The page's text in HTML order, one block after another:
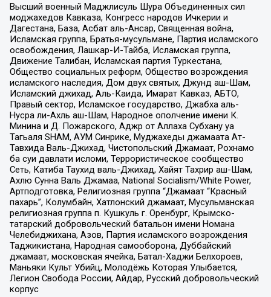
Высший военный Маджлисуль Шура Объединенных сил
моджахедов Кавказа, Конгресс народов Ичкерии и
Дагестана, База, Асбат аль-Ансар, Священная война,
Исламская группа, Братья-мусульмане, Партия исламского
освобождения, Лашкар-И-Тайба, Исламская группа,
Движение Талибан, Исламская партия Туркестана,
Общество социальных реформ, Общество возрождения
исламского наследия, Дом двух святых, Джунд аш-Шам,
Исламский джихад, Аль-Каида, Имарат Кавказ, АБТО,
Правый сектор, Исламское государство, Джабха аль-
Нусра ли-Ахль аш-Шам, Народное ополчение имени К.
Минина и Д. Пожарского, Аджр от Аллаха Субхану уа
Тагьаля SHAM, АУМ Синрике, Муджахеды джамаата Ат-
Тавхида Валь-Джихад, Чистопольский Джамаат, Рохнамо
ба суи давлати исломи, Террористическое сообщество
Сеть, Катиба Таухид валь-Джихад, Хайят Тахрир аш-Шам,
Ахлю Сунна Валь Джамаа, National Socialism/White Power,
Артподготовка, Религиозная группа “Джамаат “Красный
пахарь”, Колумбайн, Хатлонский джамаат, Мусульманская
религиозная группа п. Кушкуль г. Оренбург, Крымско-
татарский добровольческий батальон имени Номана
Челебиджихана, Азов, Партия исламского возрождения
Таджикистана, Народная самооборона, Дуббайский
джамаат, московская ячейка, Батал-Хаджи Белхороев,
Маньяки Культ Убийц, Молодёжь Которая Улыбается,
Легион Свобода России, Айдар, Русский добровольческий
корпус